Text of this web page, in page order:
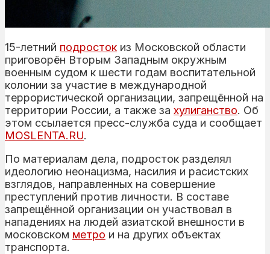
15-летний подросток из Московской области
приговорён Вторым Западным окружным
военным судом к шести годам воспитательной
колонии за участие в международной
террористической организации, запрещённой на
территории России, а также за хулиганство. Об
этом ссылается пресс-служба суда и сообщает
MOSLENTA.RU.
По материалам дела, подросток разделял
идеологию неонацизма, насилия и расистских
взглядов, направленных на совершение
преступлений против личности. В составе
запрещённой организации он участвовал в
нападениях на людей азиатской внешности в
московском метро и на других объектах
транспорта.